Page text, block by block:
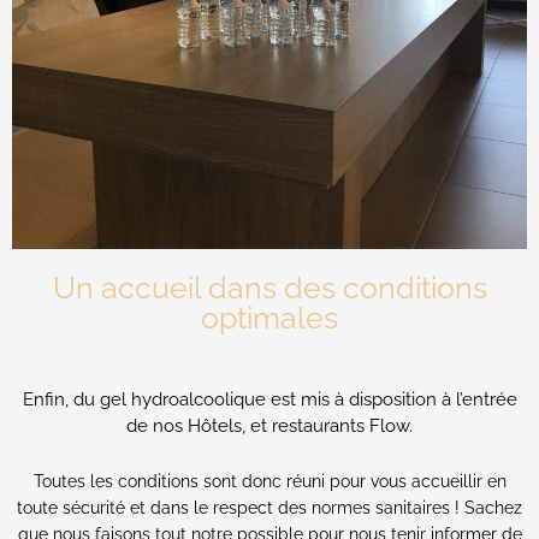
Un accueil dans des conditions
optimales
Enfin, du gel hydroalcoolique est mis à disposition à l’entrée
de nos Hôtels, et restaurants Flow.
Toutes les conditions sont donc réuni pour vous accueillir en
toute sécurité et dans le respect des normes sanitaires ! Sachez
que nous faisons tout notre possible pour nous tenir informer de